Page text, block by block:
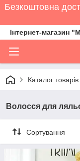
Безкоштовна
Інтернет-магазин
Каталог товарів
Волосся для
Сортування